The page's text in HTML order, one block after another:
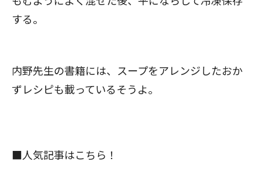
する。
内野先生の書籍には、スープをアレンジしたおか
ずレシピも載っているそうよ。
■人気記事はこちら！